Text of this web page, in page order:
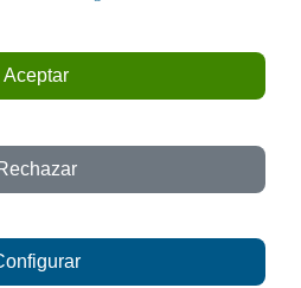
- Illescas
Aceptar